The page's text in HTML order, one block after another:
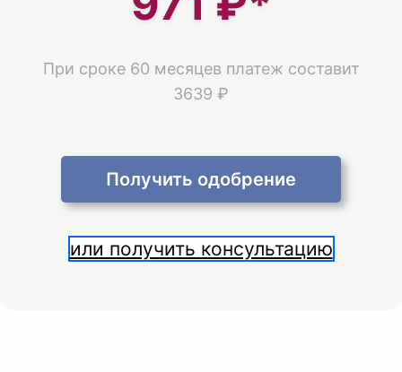
При сроке 60 месяцев платеж составит
3639 ₽
Получить одобрение
или получить консультацию